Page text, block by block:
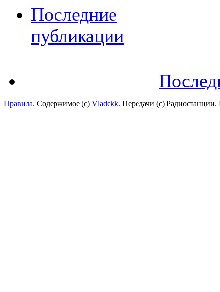
Последние
публикации
Правила. Содержимое (с) Vladekk. Передачи (с)